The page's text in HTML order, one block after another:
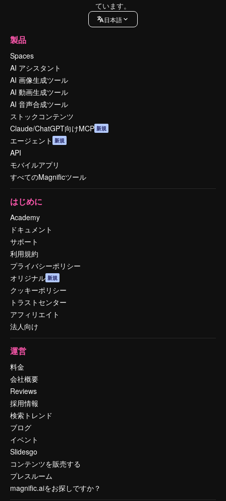
ています。
日本語
製品
Spaces
AI アシスタント
AI 画像生成ツール
AI 動画生成ツール
AI 音声合成ツール
ストックコンテンツ
Claude/ChatGPT向けMCP 新規
エージェント 新規
API
モバイルアプリ
すべてのMagnificツール
はじめに
Academy
ドキュメント
サポート
利用規約
プライバシーポリシー
オリジナル 新規
クッキーポリシー
トラストセンター
アフィリエイト
法人向け
運営
料金
会社概要
Reviews
採用情報
検索トレンド
ブログ
イベント
Slidesgo
コンテンツを販売する
プレスルーム
magnific.aiをお探しですか？